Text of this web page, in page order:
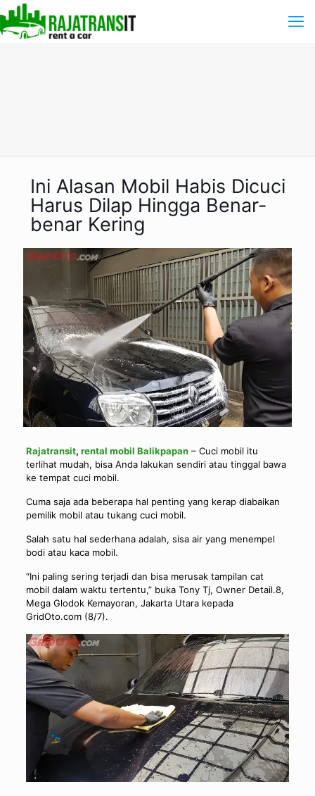
Ini Alasan Mobil Habis Dicuci
Harus Dilap Hingga Benar-
benar Kering
Rajatransit, rental mobil Balikpapan– Cuci mobil itu
terlihat mudah, bisa Anda lakukan sendiri atau tinggal bawa
ke tempat cuci mobil.
Cuma saja ada beberapa hal penting yang kerap diabaikan
pemilik mobil atau tukang cuci mobil.
Salah satu hal sederhana adalah, sisa air yang menempel
bodi atau kaca mobil.
“Ini paling sering terjadi dan bisa merusak tampilan cat
mobil dalam waktu tertentu,” buka Tony Tj, Owner Detail.8,
Mega Glodok Kemayoran, Jakarta Utara kepada
GridOto.com (8/7).